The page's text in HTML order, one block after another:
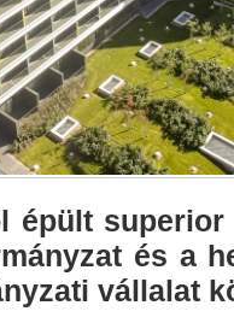
épült superior
és a
vállalat